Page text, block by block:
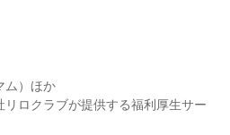
ム）ほか
ロクラブが提供する福利厚生サー